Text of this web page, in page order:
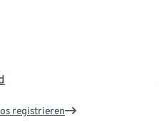
registrieren